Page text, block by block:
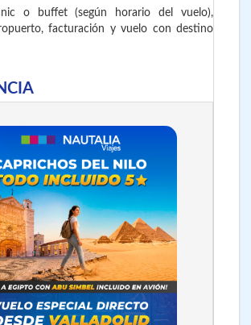
o buffet (según horario del vuelo),
facturación y vuelo con destino